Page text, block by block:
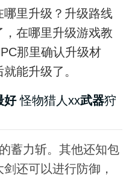
里升级？升级路线
在哪里升级游戏教
那里确认升级材
能升级了。
好怪物猎人xx武器狩
蓄力斩。其他还知包
还可以进行防御，